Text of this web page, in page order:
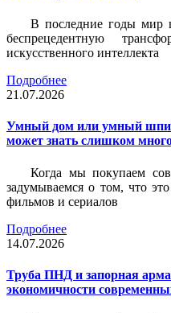
В последние годы мир
беспрецедентную
искусственного интеллекта
Подробнее
21.07.2026
Умный дом или умный
может знать слишком
Когда мы покупаем
задумываемся о том, что
фильмов и сериалов
Подробнее
14.07.2026
Труба ПНД и запорная
экономичности